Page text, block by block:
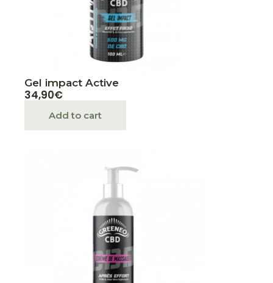
Gel impact Active
34,90€
Add to cart